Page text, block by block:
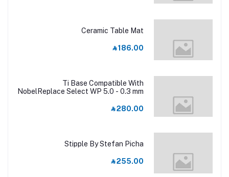
Ceramic Table Mat
‎⃁ 186.00
Ti Base Compatible With
NobelReplace Select WP 5.0 - 0.3 mm
‎⃁ 280.00
Stipple By Stefan Picha
‎⃁ 255.00